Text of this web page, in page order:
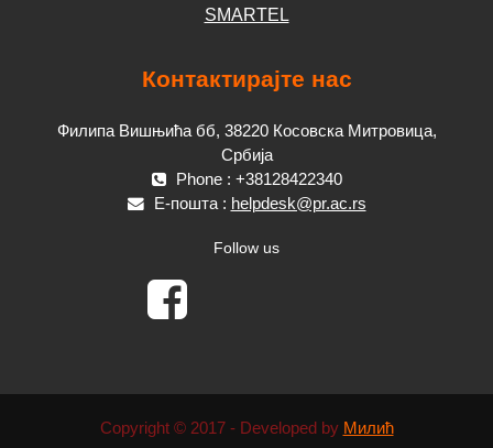
SMARTEL
Контактирајте нас
Филипа Вишњића бб, 38220 Косовска Митровица,
Србија
Phone : +38128422340
Е-пошта : helpdesk@pr.ac.rs
Follow us
Copyright © 2017 - Developed by Милић